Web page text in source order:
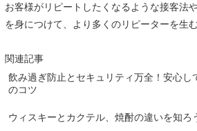
お客様がリピートしたくなるような接客法
を身につけて、より多くのリピーターを生
関連記事
飲み過ぎ防止とセキュリティ万全！安心し
のコツ
ウィスキーとカクテル、焼酎の違いを知ろ